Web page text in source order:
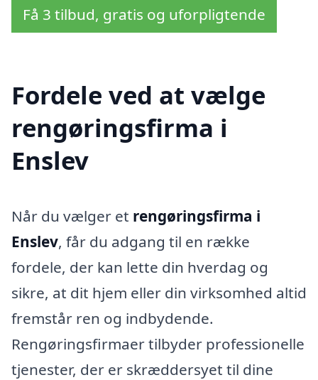
Få 3 tilbud, gratis og uforpligtende
Fordele ved at vælge
rengøringsfirma i
Enslev
Når du vælger et rengøringsfirma i
Enslev, får du adgang til en række
fordele, der kan lette din hverdag og
sikre, at dit hjem eller din virksomhed altid
fremstår ren og indbydende.
Rengøringsfirmaer tilbyder professionelle
tjenester, der er skræddersyet til dine